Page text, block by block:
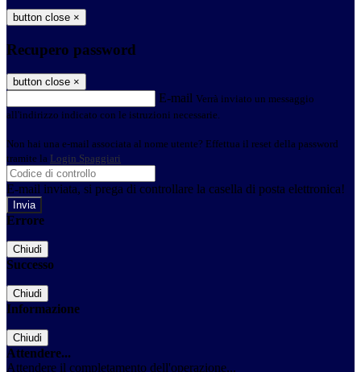
button close ×
Recupero password
button close ×
E-mail Verrà inviato un messaggio
all'indirizzo indicato con le istruzioni necessarie.
Non hai una e-mail associata al nome utente? Effettua il reset della password
tramite la Login Spaggiari
E-mail inviata, si prega di controllare la casella di posta elettronica!
Errore
Chiudi
Successo
Chiudi
Informazione
Chiudi
Attendere...
Attendere il completamento dell'operazione...